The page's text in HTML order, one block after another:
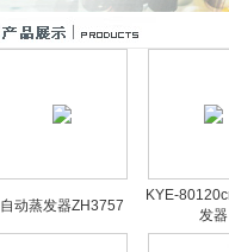
自动蒸发器ZH3757
KYE-
发器